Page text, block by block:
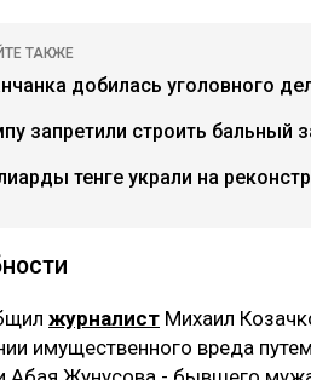
ТАКЖЕ
добилась уголовного
запретили строить бальный
тенге украли на
журналист Михаил
имущественного вреда